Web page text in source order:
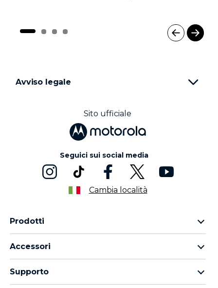
Avviso legale
Sito ufficiale
Seguici sui social media
Cambia località
Prodotti
Famiglia moto g
Accessori
Supporto